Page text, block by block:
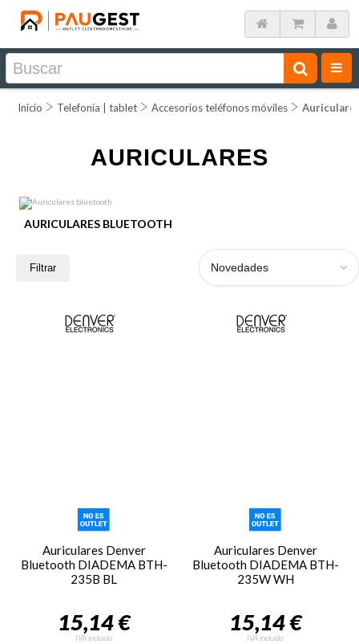
Inicio Telefonía | tablet Accesorios teléfonos móviles
AURICULARES
AURICULARES BLUETOOTH
Filtrar Novedades
Auriculares Denver
Bluetooth DIADEMA BTH-
235B BL
15,14 €
IVA incluido
Auriculares Denver
Bluetooth DIADEMA BTH-
235W WH
15,14 €
IVA incluido